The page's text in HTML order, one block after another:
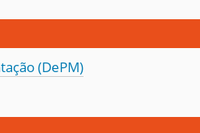
(DePM)